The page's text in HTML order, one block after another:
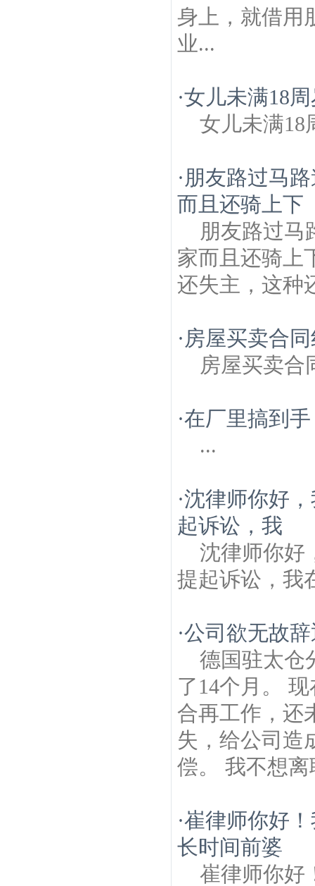
身上，就借用
业...
·女儿未满18
女儿未满18
· 朋友路过马
而且还骑上下
朋友路过马
家而且还骑上
还失主，这种
· 房屋买卖合
房屋买卖合
·在厂里搞到
...
·沈律师你好
起诉讼，我
沈律师你好
提起诉讼，我
·公司欲无故
德国驻太仓
了14个月。
合再工作，还
失，给公司造
偿。 我不想
·崔律师你好
长时间前婆
崔律师你好